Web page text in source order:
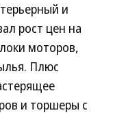
и
рост цен на
моторов,
Плюс
и торшеры с